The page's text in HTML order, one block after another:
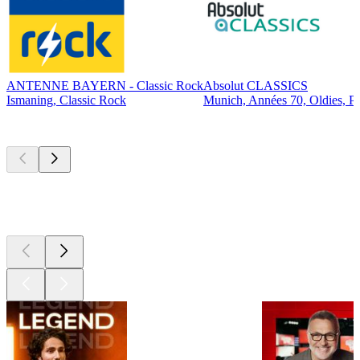
ANTENNE BAYERN - Classic Rock
Ismaning, Classic Rock
Absolut CLASSICS
Munich, Années 70, Oldies,